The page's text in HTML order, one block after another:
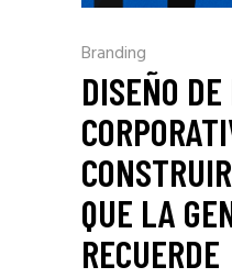
Branding
DISEÑO
QUE LA
RECUERDE